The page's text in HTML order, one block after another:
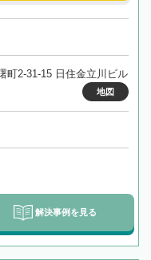
町2-31-15 日住金立川ビル
地図
解決事例を見る